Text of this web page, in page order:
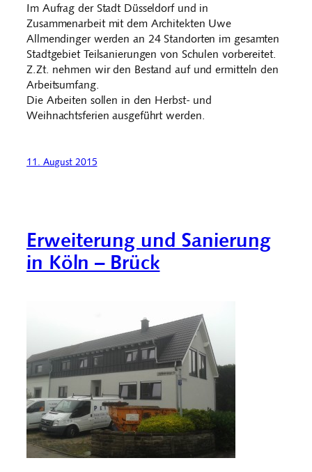
Im Aufrag der Stadt Düsseldorf und in
Zusammenarbeit mit dem Architekten Uwe
Allmendinger werden an 24 Standorten im gesamten
Stadtgebiet Teilsanierungen von Schulen vorbereitet.
Z.Zt. nehmen wir den Bestand auf und ermitteln den
Arbeitsumfang.
Die Arbeiten sollen in den Herbst- und
Weihnachtsferien ausgeführt werden.
11. August 2015
Erweiterung und Sanierung
in Köln – Brück